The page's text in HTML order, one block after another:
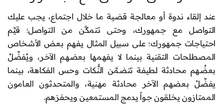
عند إلقاء ندوة أو معالجة قضية ما خلال اجتماع، يجب عليك
التواصل مع جمهورك، وحتى تتمكَّن من التواصل؛ قيِّم
احتياجات جمهورك؛ على سبيل المثال يفهم بعض الأشخاص
المصطلحات التقنية بينما لا يفهمها بعضهم الآخر، ويُفضِّلُ
بعضُهم محادثة لطيفة تتضمَّن النُّكات وحس الفكاهة، بينما
يفضِّلُ بعضهم الآخر محادثة مهنية، والمتحدثون العامون
الممتازون يخلقون جواً يدمج المستمعين ويحفزهم.